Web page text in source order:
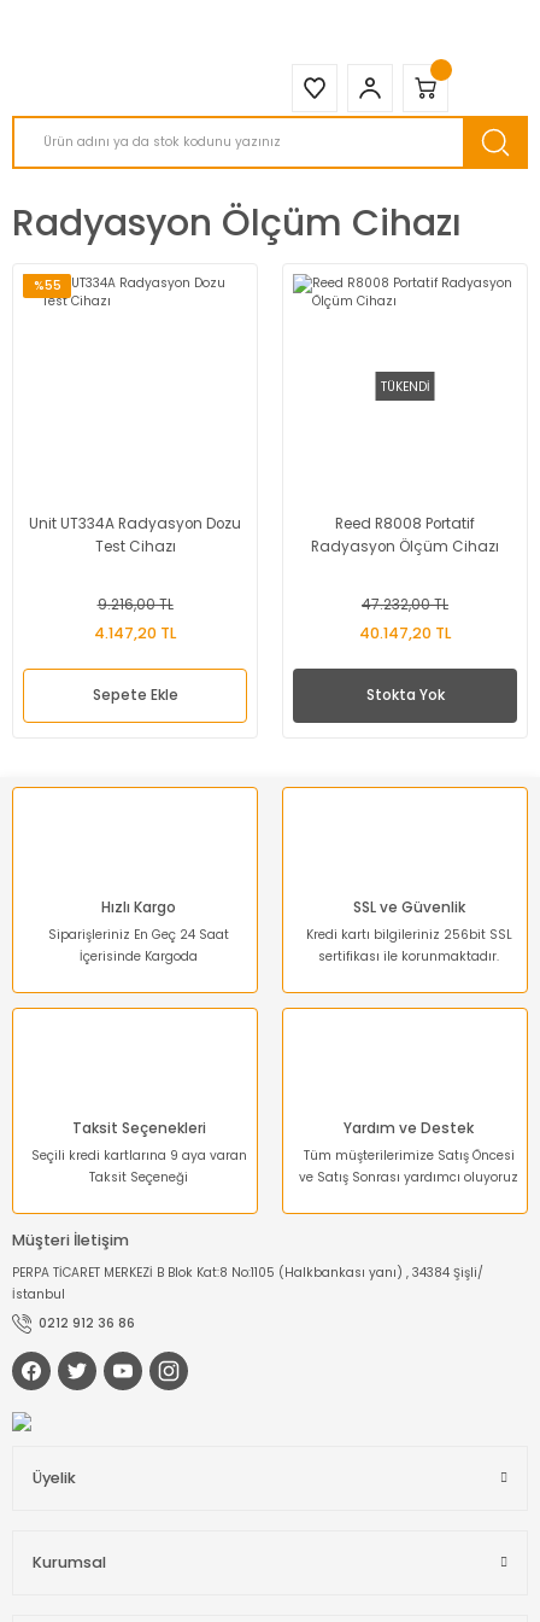
Radyasyon Ölçüm Cihazı
%55
Unit UT334A Radyasyon Dozu
Test Cihazı
9.216,00 TL
4.147,20 TL
Sepete Ekle
TÜKENDİ
Reed R8008 Portatif
Radyasyon Ölçüm Cihazı
47.232,00 TL
40.147,20 TL
Stokta Yok
Hızlı Kargo
Siparişleriniz En Geç 24 Saat
İçerisinde Kargoda
SSL ve Güvenlik
Kredi kartı bilgileriniz 256bit SSL
sertifikası ile korunmaktadır.
Taksit Seçenekleri
Seçili kredi kartlarına 9 aya varan
Taksit Seçeneği
Yardım ve Destek
Tüm müşterilerimize Satış Öncesi
ve Satış Sonrası yardımcı oluyoruz
Müşteri İletişim
PERPA TİCARET MERKEZİ B Blok Kat:8 No:1105 (Halkbankası yanı) , 34384 Şişli/
İstanbul
0212 912 36 86
Üyelik
Kurumsal